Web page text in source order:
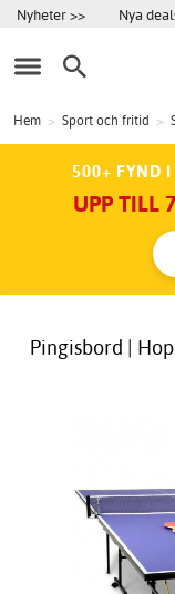
Nyheter >> Nya
Hem > Sport och fritid >
500+ FYND I
UPP TILL
Pingisbord |